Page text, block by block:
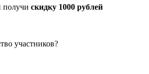
получи скидку 1000 рублей
участников?